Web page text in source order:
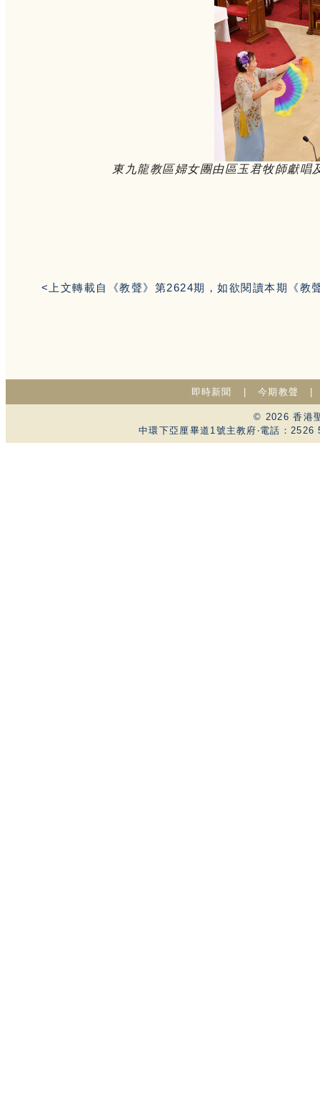
東九龍教區婦女團由區玉君牧師獻
<上文轉載自《教聲》第2624期，如欲閱讀本期《教
即時新聞 今期教聲
© 2026 香港
中環下亞厘畢道1號主教府‧電話：2526